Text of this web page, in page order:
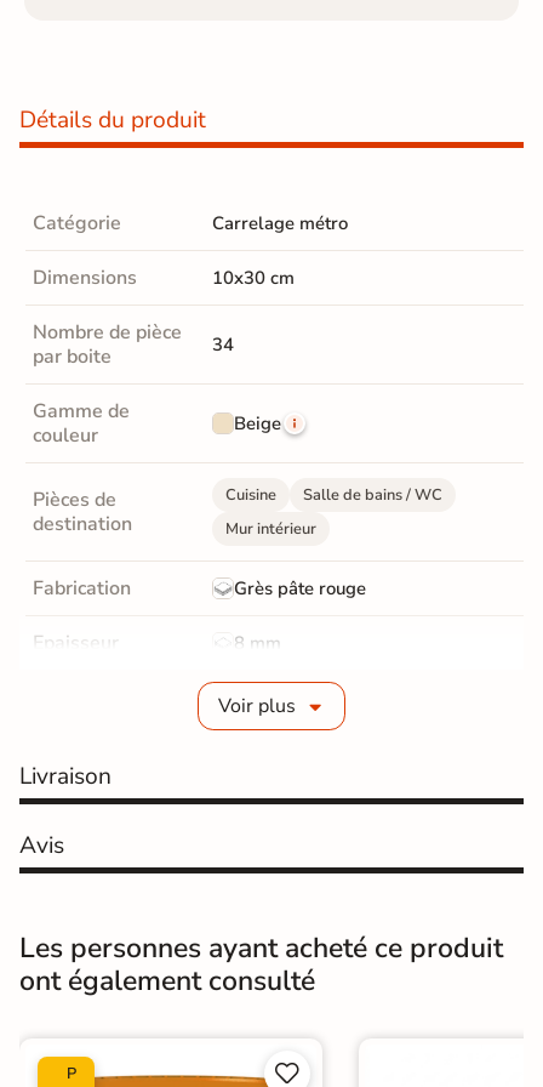
Détails du produit
Catégorie Carrelage métro
Dimensions 10x30 cm
Nombre de pièce
par boite
34
Gamme de
couleur
Beige
Pièces de
destination
Cuisine
Salle de bains / WC
Mur intérieur
Fabrication Grès pâte rouge
Epaisseur 8 mm
Non-rectifié
Surface Lisse
Résistant au Gel Non
Plancher
Chauffant
Non
Voir plus
Livraison
Avis
Les personnes ayant acheté ce produit
ont également consulté
P

